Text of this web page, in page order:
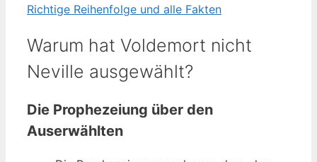
Richtige Reihenfolge und alle Fakten
Warum hat Voldemort nicht
Neville ausgewählt?
Die Prophezeiung über den
Auserwählten